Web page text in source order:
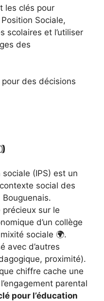
les clés pour
Sociale,
scolaires et l’utiliser
des
des décisions
sociale (IPS) est un
social des
sur le
d’un collège
sociale 🌍.
avec d’autres
proximité).
chiffre cache une
parental
pour l’éducation